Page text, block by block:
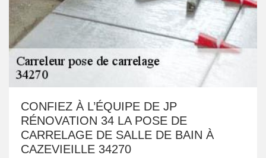
CONFIEZ À L’ÉQUIPE DE JP
RÉNOVATION 34 LA POSE DE
CARRELAGE DE SALLE DE BAIN À
CAZEVIEILLE 34270